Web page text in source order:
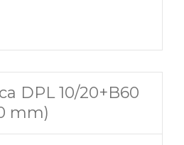
DPL 10/20+B60
mm)